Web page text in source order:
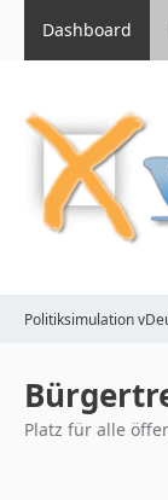
Dashboard
Politiksimulation
Platz für alle